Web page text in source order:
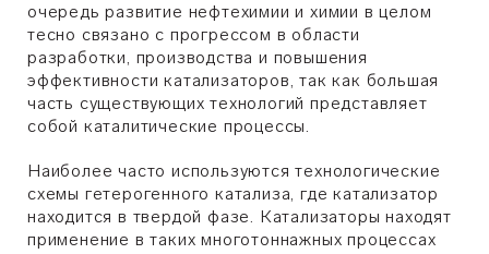
очередь развитие нефтехимии и химии в целом
тесно связано с прогрессом в области
разработки, производства и повышения
эффективности катализаторов, так как большая
часть существующих технологий представляет
собой каталитические процессы.
Наиболее часто используются технологические
схемы гетерогенного катализа, где катализатор
находится в твердой фазе. Катализаторы находят
применение в таких многотоннажных процессах